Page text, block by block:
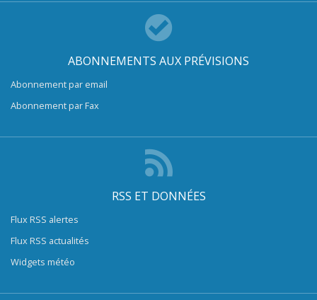
ABONNEMENTS AUX PRÉVISIONS
Abonnement par email
Abonnement par Fax
RSS ET DONNÉES
Flux RSS alertes
Flux RSS actualités
Widgets météo